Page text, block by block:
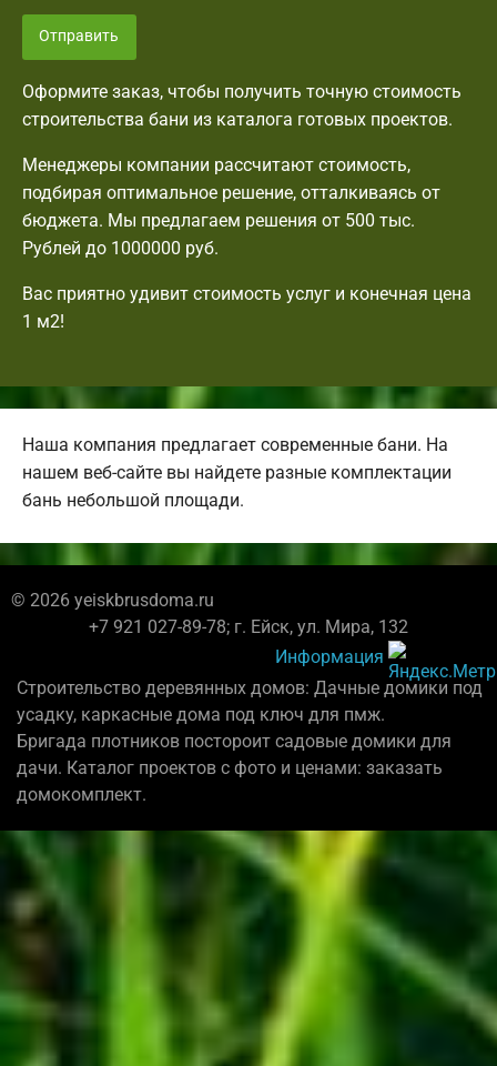
Отправить
Оформите заказ, чтобы получить точную стоимость
строительства бани из каталога готовых проектов.
Менеджеры компании рассчитают стоимость,
подбирая оптимальное решение, отталкиваясь от
бюджета. Мы предлагаем решения от 500 тыс.
Рублей до 1000000 руб.
Вас приятно удивит стоимость услуг и конечная цена
1 м2!
Наша компания предлагает современные бани. На
нашем веб-сайте вы найдете разные комплектации
бань небольшой площади.
© 2026 yeiskbrusdoma.ru
+7 921 027-89-78; г. Ейск, ул. Мира, 132
Информация
Строительство деревянных домов: Дачные домики под
усадку, каркасные дома под ключ для пмж.
Бригада плотников постороит садовые домики для
дачи. Каталог проектов с фото и ценами: заказать
домокомплект.